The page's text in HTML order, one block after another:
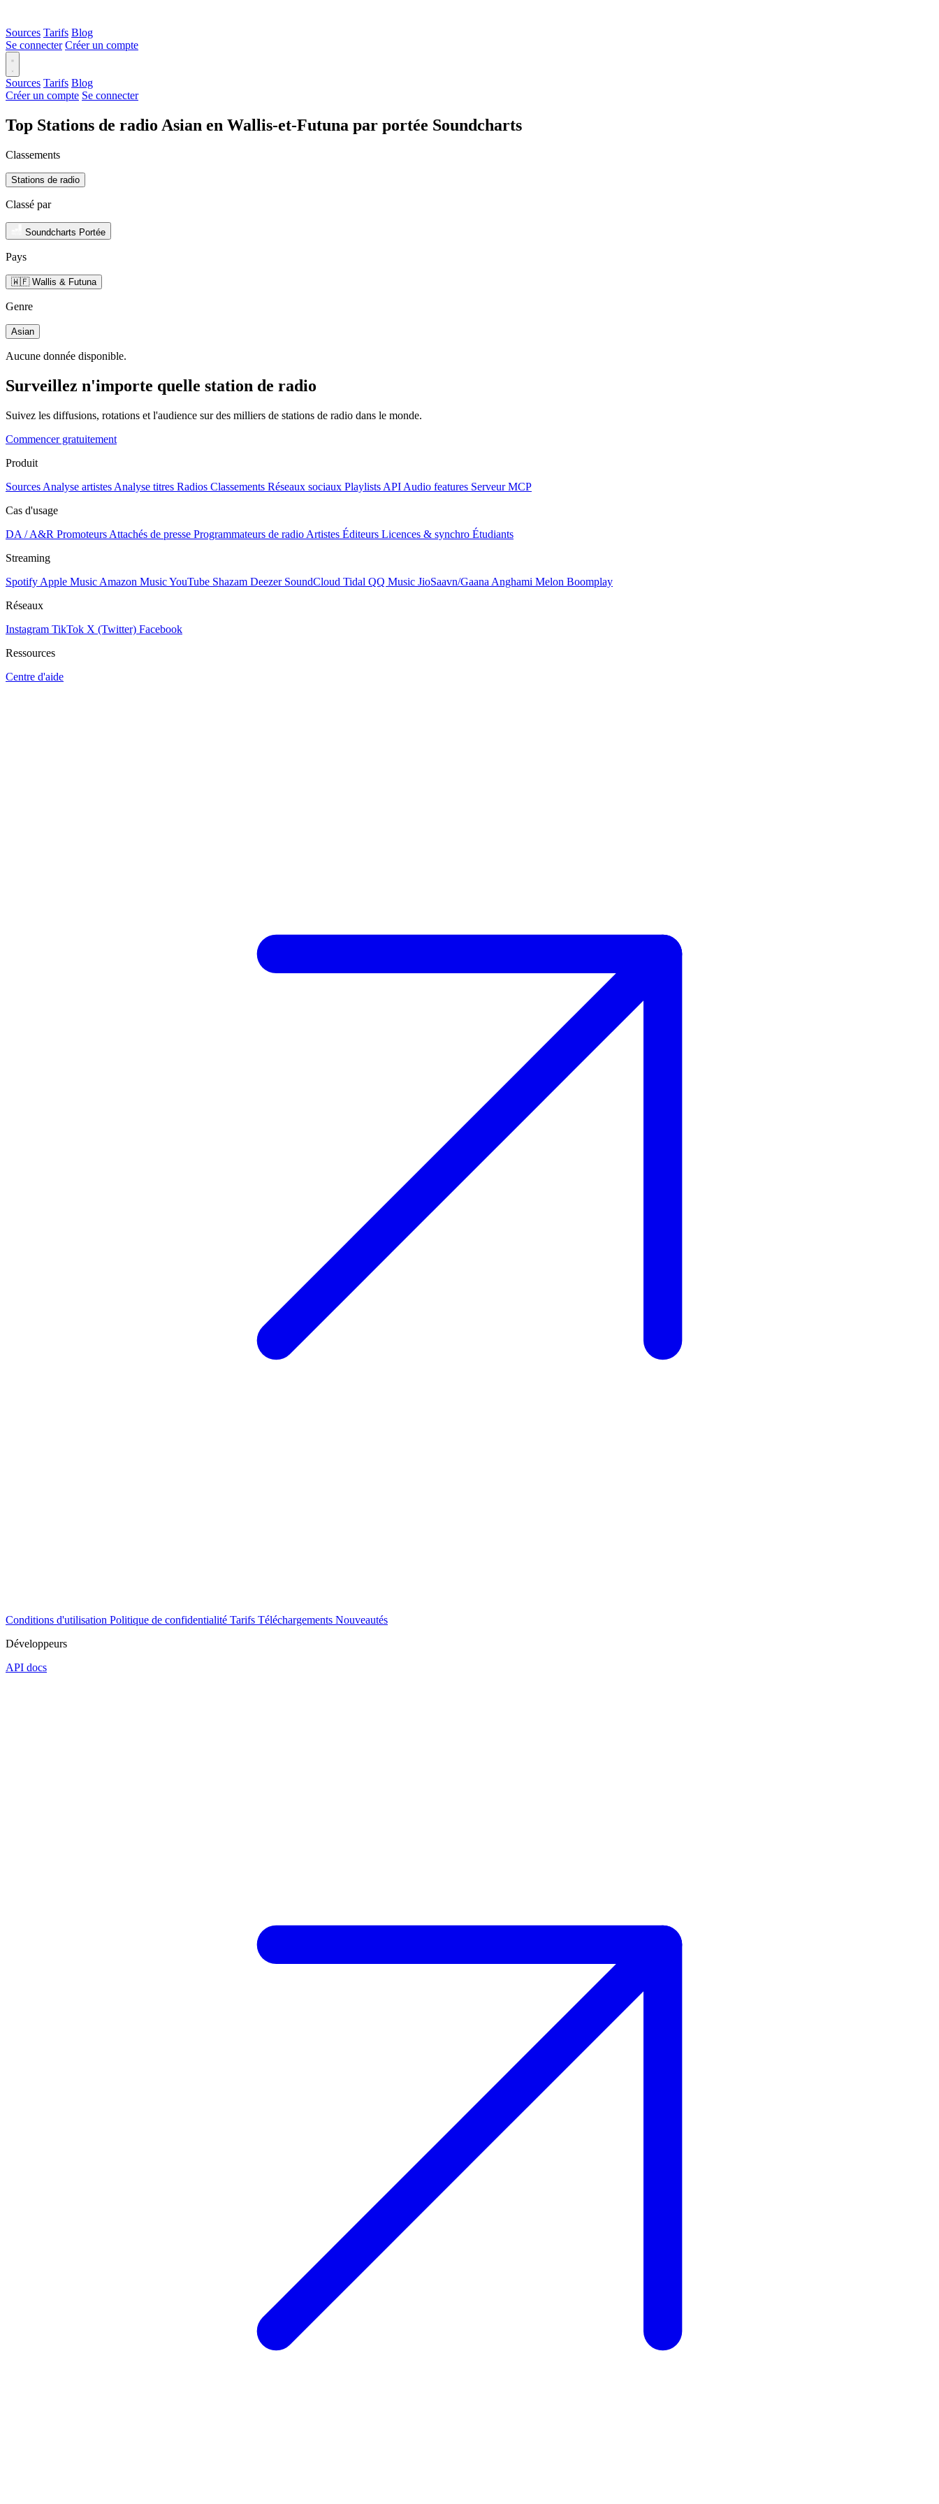
Sources Tarifs Blog
Se connecter Créer un compte
Sources Tarifs Blog
Créer un compte Se connecter
Top Stations de radio Asian en Wallis-et-Futuna par portée Soundcharts
Classements
Stations de radio
Classé par
Soundcharts Portée
Pays
🇼🇫 Wallis & Futuna
Genre
Asian
Aucune donnée disponible.
Surveillez n'importe quelle station de radio
Suivez les diffusions, rotations et l'audience sur des milliers de stations de radio dans le monde.
Commencer gratuitement
Produit
Sources Analyse artistes Analyse titres Radios Classements Réseaux sociaux Playlists API Audio features Serveur MCP
Cas d'usage
DA / A&R Promoteurs Attachés de presse Programmateurs de radio Artistes Éditeurs Licences & synchro Étudiants
Streaming
Spotify Apple Music Amazon MusicYouTube Shazam Deezer SoundCloud Tidal QQ Music JioSaavn/Gaana Anghami Melon Boomplay
Réseaux
Instagram TikTok X (Twitter) Facebook
Ressources
Centre d'aide
Conditions d'utilisation Politique de confidentialité Tarifs Téléchargements Nouveautés
Développeurs
API docs